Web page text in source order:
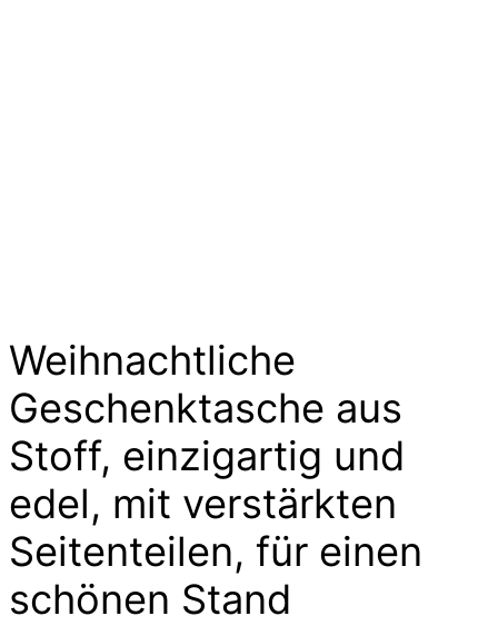
Weihnachtliche
Geschenktasche aus
Stoff, einzigartig und
edel, mit verstärkten
Seitenteilen, für einen
schönen Stand